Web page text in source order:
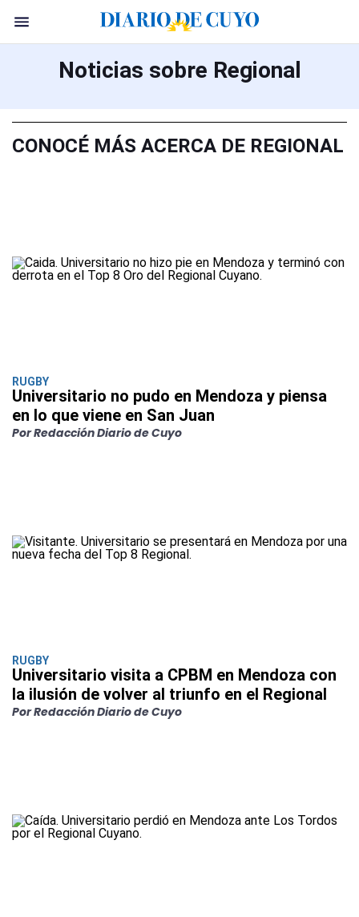
Noticias sobre Regional
CONOCÉ MÁS ACERCA DE REGIONAL
RUGBY
Universitario no pudo en Mendoza y piensa
en lo que viene en San Juan
Por Redacción Diario de Cuyo
RUGBY
Universitario visita a CPBM en Mendoza con
la ilusión de volver al triunfo en el Regional
Por Redacción Diario de Cuyo